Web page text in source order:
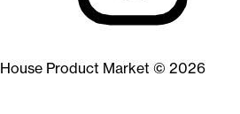
House Product Market © 2026